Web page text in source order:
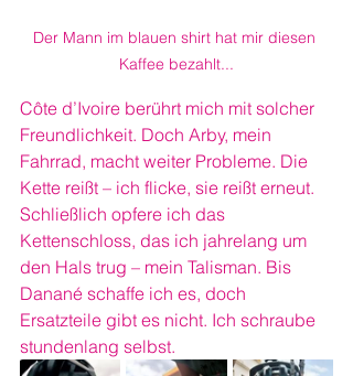
Der Mann im blauen shirt hat mir diesen
Kaffee bezahlt...
Côte d’Ivoire berührt mich mit solcher
Freundlichkeit. Doch Arby, mein
Fahrrad, macht weiter Probleme. Die
Kette reißt – ich flicke, sie reißt erneut.
Schließlich opfere ich das
Kettenschloss, das ich jahrelang um
den Hals trug – mein Talisman. Bis
Danané schaffe ich es, doch
Ersatzteile gibt es nicht. Ich schraube
stundenlang selbst.